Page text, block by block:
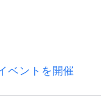
ベントを開催